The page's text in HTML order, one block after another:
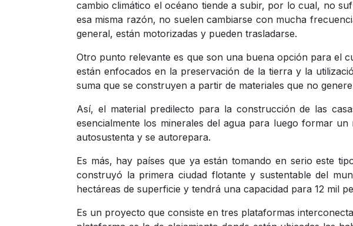
cambio climático el océano tiende a subir, por lo cual, no
esa misma razón, no suelen cambiarse con mucha
general, están motorizadas y pueden trasladarse.
Otro punto relevante es que son una buena opción para el
están enfocados en la preservación de la tierra y la
suma que se construyen a partir de materiales que no
Así, el material predilecto para la construcción de las
esencialmente los minerales del agua para luego formar
autosustenta y se autorepara.
Es más, hay países que ya están tomando en serio este
construyó la primera ciudad flotante y sustentable del
hectáreas de superficie y tendrá una capacidad para 12 mil
Es un proyecto que consiste en tres plataformas